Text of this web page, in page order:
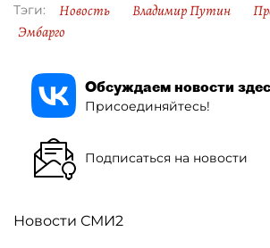
Тэги: Новость Владимир Путин
Эмбарго
Обсуждаем новости
Присоединяйтесь!
Подписаться на новости
Новости СМИ2